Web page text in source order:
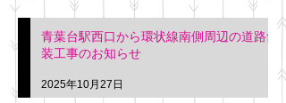
青葉台駅西口から環状線南側周辺の道路舗
装工事のお知らせ
2025年10月27日